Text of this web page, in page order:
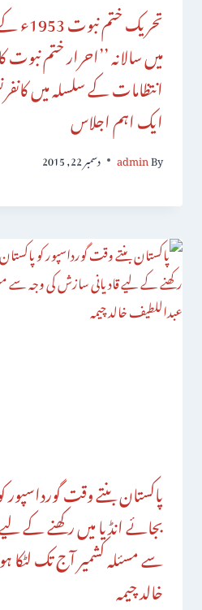
تحریک
میں سالانہ ’’احرار ختم
انتظامات کے سلسلہ میں
ایک اہم اجلاس
By
admin دسمبر 22, 2015
پاکستان بنتے وقت گورداسپور
بجائے انڈیا میں رکھنے کے
سے مسئلہ کشمیر آج تک
خالد چیمہ